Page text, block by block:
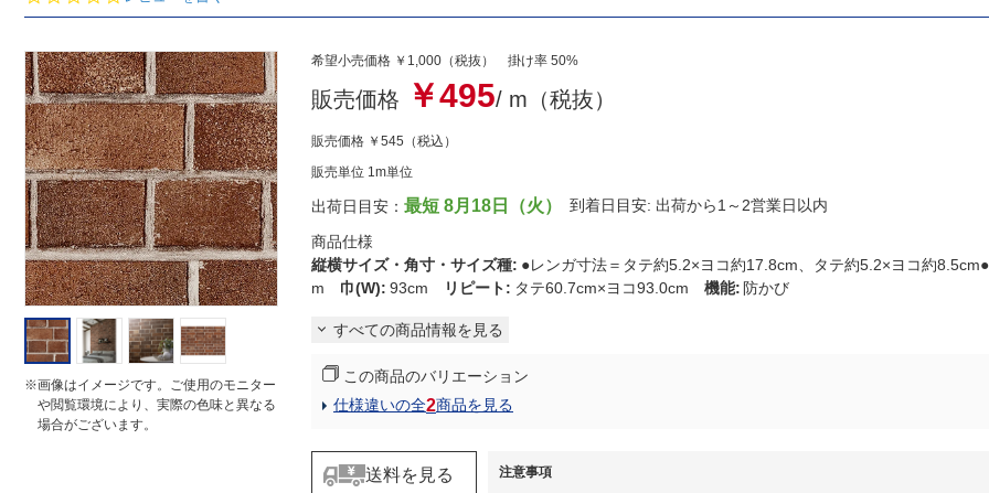
0
t
a
r
r
a
t
i
n
g
※画像はイメージです。ご使用のモニター
や閲覧環境により、実際の色味と異なる
場合がございます。
希望小売価格 ￥1,000（税抜） 掛け率 50%
販売価格 ￥495/ m（税抜）
販売価格 ￥545 （税込）
販売単位 1m単位
出荷日目安： 最短 8月18日（火） 到着日目安: 出荷から1～2営業日以内
商品仕様
縦横サイズ・角寸・サイズ種: ●レンガ寸法＝タテ約5.2×ヨコ約17.8cm、タテ約5.2×ヨコ約
m 巾(W): 93cm リピート: タテ60.7cm×ヨコ93.0cm 機能: 防かび
すべての商品情報を見る
この商品のバリエーション
仕様違いの全2商品を見る
注意事項
送料を見る